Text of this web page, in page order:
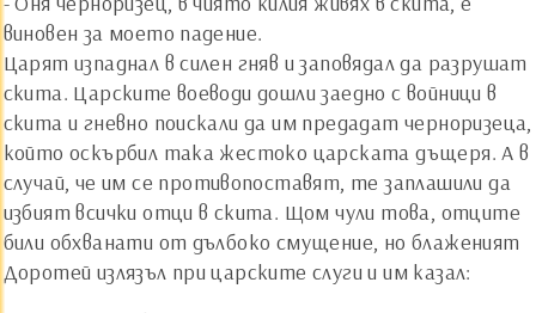
виновен за моето падение.
Царят изпаднал в силен гняв и заповядал да разрушат
скита. Царските воеводи дошли заедно с войници в
скита и гневно поискали да им предадат черноризеца,
който оскърбил така жестоко царската дъщеря. А в
случай, че им се противопоставят, те заплашили да
избият всички отци в скита. Щом чули това, отците
били обхванати от дълбоко смущение, но блаженият
Доротей излязъл при царските слуги и им казал: